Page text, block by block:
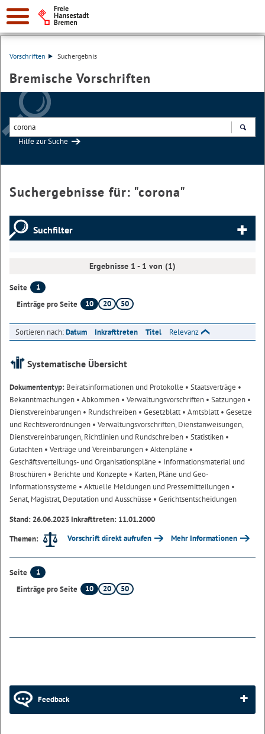
Vorschriften Suchergebnis
Bremische Vorschriften
Hilfe zur Suche
Suchergebnisse für: "corona"
Suchfilter
Ergebnisse 1 - 1 von (1)
Seite
1
Einträge pro Seite
10 20 50
Sortieren nach:Datum Inkrafttreten Titel Relevanz
Systematische Übersicht
Dokumententyp: Beiratsinformationen und Protokolle • Staatsverträge •
Bekanntmachungen • Abkommen • Verwaltungsvorschriften • Satzungen •
Dienstvereinbarungen • Rundschreiben • Gesetzblatt• Amtsblatt• Gesetze
und Rechtsverordnungen • Verwaltungsvorschriften, Dienstanweisungen,
Dienstvereinbarungen, Richtlinien und Rundschreiben • Statistiken •
Gutachten • Verträge und Vereinbarungen • Aktenpläne •
Geschäftsverteilungs- und Organisationspläne • Informationsmaterial und
Broschüren • Berichte und Konzepte • Karten, Pläne und Geo-
Informationssysteme • Aktuelle Meldungen und Pressemitteilungen •
Senat, Magistrat, Deputation und Ausschüsse • Gerichtsentscheidungen
Stand: 26.06.2023 Inkrafttreten: 11.01.2000
Themen:
Vorschrift direkt aufrufen Mehr Informationen
Seite
1
Einträge pro Seite
10 20 50
Feedback